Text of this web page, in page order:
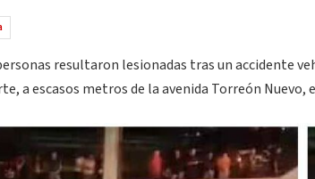
resultaron lesionadas tras un accidente
a escasos metros de la avenida Torreón Nuevo,